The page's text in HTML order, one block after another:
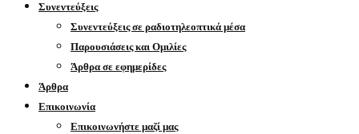
Συνεντεύξεις
Συνεντεύξεις σε ραδιοτηλεοπτικά μέσα
Παρουσιάσεις και Ομιλίες
Άρθρα σε εφημερίδες
Άρθρα
Επικοινωνία
Επικοινωνήστε μαζί μας